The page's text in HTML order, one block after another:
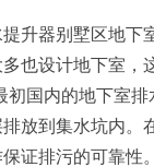
升器别墅区地下
也设计地下室，
初国内的地下室
放到集水坑内。
证排污的可靠性